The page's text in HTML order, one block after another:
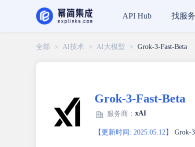
API Hub 找服
全部 > AI技术 > AI大模型 > Grok-3-Fast-Beta
Grok-3-Fast-Beta
服务商： xAI
【更新时间: 2025.05.12】 Grok-